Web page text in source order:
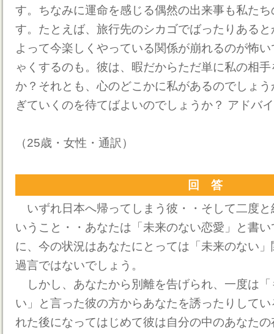
す。ちなみに運命を感じる偶然の出来事も私た
す。たとえば、旅行先のシカゴでばったりある
よって今楽しくやっている関係が崩れるのが怖
ゃくするのも。彼は、暇だからただ単に私の相
か？それとも、心のどこかに私があるのでしょ
ぎていくのを待てばよいのでしょうか？ アドバ
（25歳・女性・通訳）
回 答
いずれ日本へ帰ってしまう彼・・そして二度
いうこと・・あなたは「未来のない恋愛」と書
に、今の状況はあなたにとっては「未来のない
過言ではないでしょう。
しかし、あなたから別離を告げられ、一度は「
い」と言った彼の方からあなたを誘ったりして
れた後になってはじめて彼は自分の中のあなた